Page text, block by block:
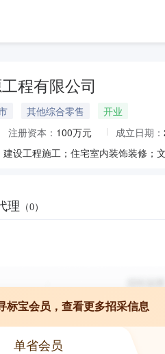
程有限公司
其他综合零售
开业
注册资本： 100万元 成立日期：
理 （0）
标宝会员，查看更多招采信息
单省会员